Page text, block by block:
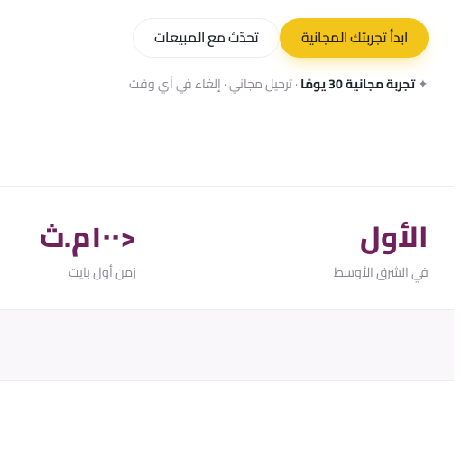
ابدأ تجربتك المجانية تحدّث مع المبيعات
✦تجربة مجانية 30 يومًا · ترحيل مجاني · إلغاء في أي وقت
الأول
في الشرق الأوسط
<١٠٠م.ث
زمن أول بايت